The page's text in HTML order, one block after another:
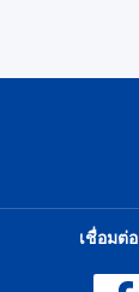
เชื่อมต่อ